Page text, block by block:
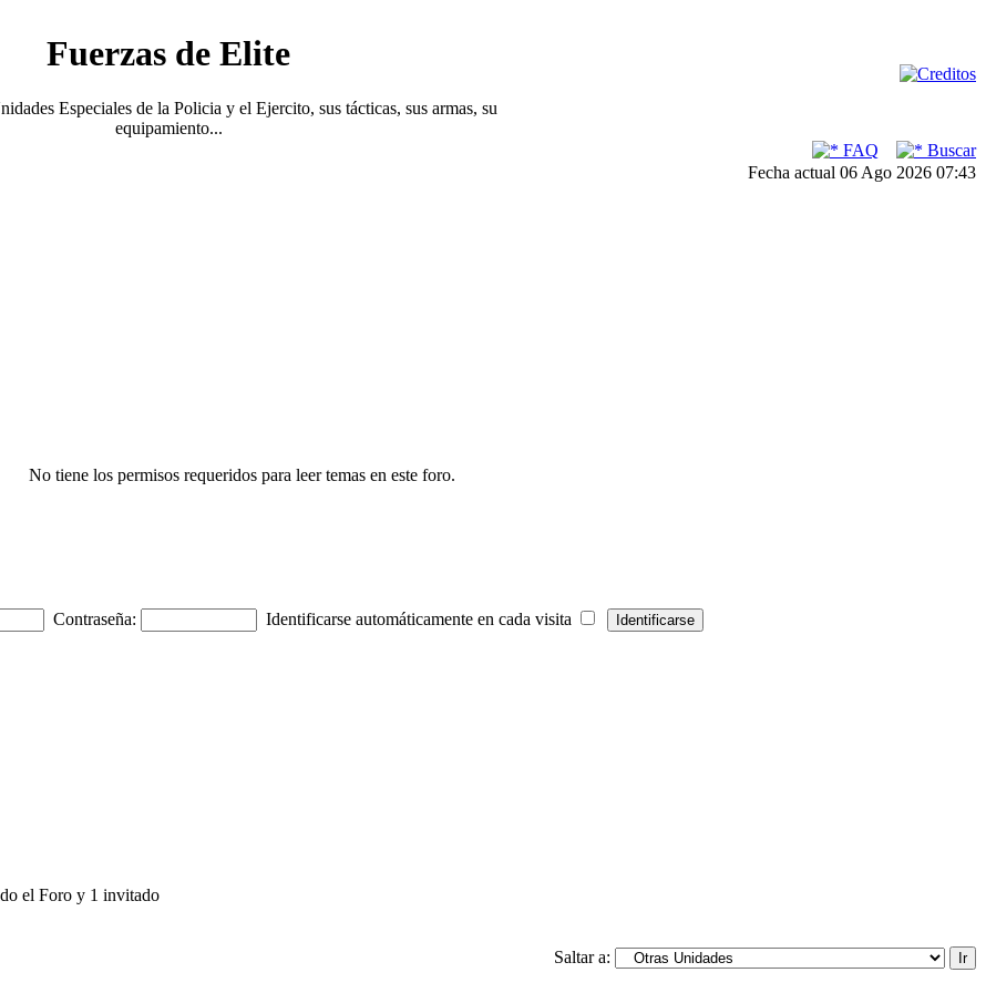
Fuerzas de Elite
Especiales de la Policia y el Ejercito, sus tácticas, sus armas, su
equipamiento...
FAQ
Buscar
Fecha actual 06 Ago 2026 07:43
No tiene los permisos requeridos para leer temas en este foro.
Contraseña: Identificarse automáticamente en cada visita
el Foro y 1 invitado
Saltar a: